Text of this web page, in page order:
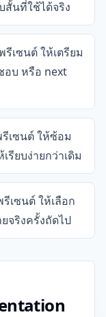
นที่ใช้ได้จริง
เซนต์ ให้เตรียม
อบ หรือ next
เซนต์ ให้ซ้อม
รียบง่ายกว่าเดิม
เซนต์ ให้เลือก
จริงครั้งถัดไป